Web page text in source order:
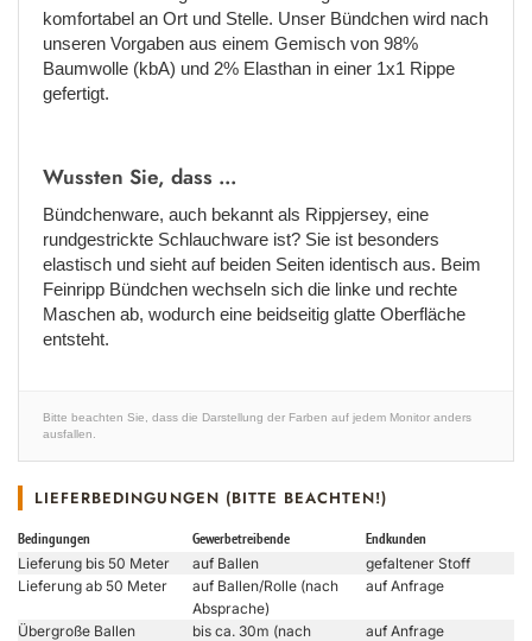
komfortabel an Ort und Stelle. Unser Bündchen wird nach
unseren Vorgaben aus einem Gemisch von 98%
Baumwolle (kbA) und 2% Elasthan in einer 1x1 Rippe
gefertigt.
Wussten Sie, dass ...
Bündchenware, auch bekannt als Rippjersey, eine
rundgestrickte Schlauchware ist? Sie ist besonders
elastisch und sieht auf beiden Seiten identisch aus. Beim
Feinripp Bündchen wechseln sich die linke und rechte
Maschen ab, wodurch eine beidseitig glatte Oberfläche
entsteht.
Bitte beachten Sie, dass die Darstellung der Farben auf jedem Monitor anders
ausfallen.
LIEFERBEDINGUNGEN (BITTE BEACHTEN!)
Bedingungen Gewerbetreibende Endkunden
Lieferung bis 50 Meter auf Ballen
gefaltener Stoff
Lieferung ab 50 Meter
auf Ballen/Rolle (nach
Absprache)
auf Anfrage
Übergroße Ballen
bis ca. 30m (nach
auf Anfrage